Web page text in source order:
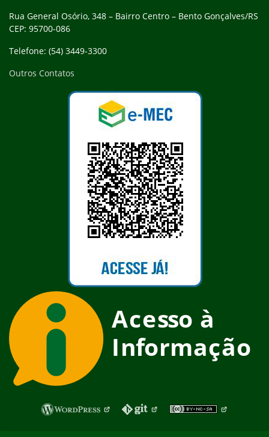
Rua General Osório, 348 – Bairro Centro – Bento Gonçalves/RS
CEP: 95700-086
Telefone: (54) 3449-3300
Outros Contatos